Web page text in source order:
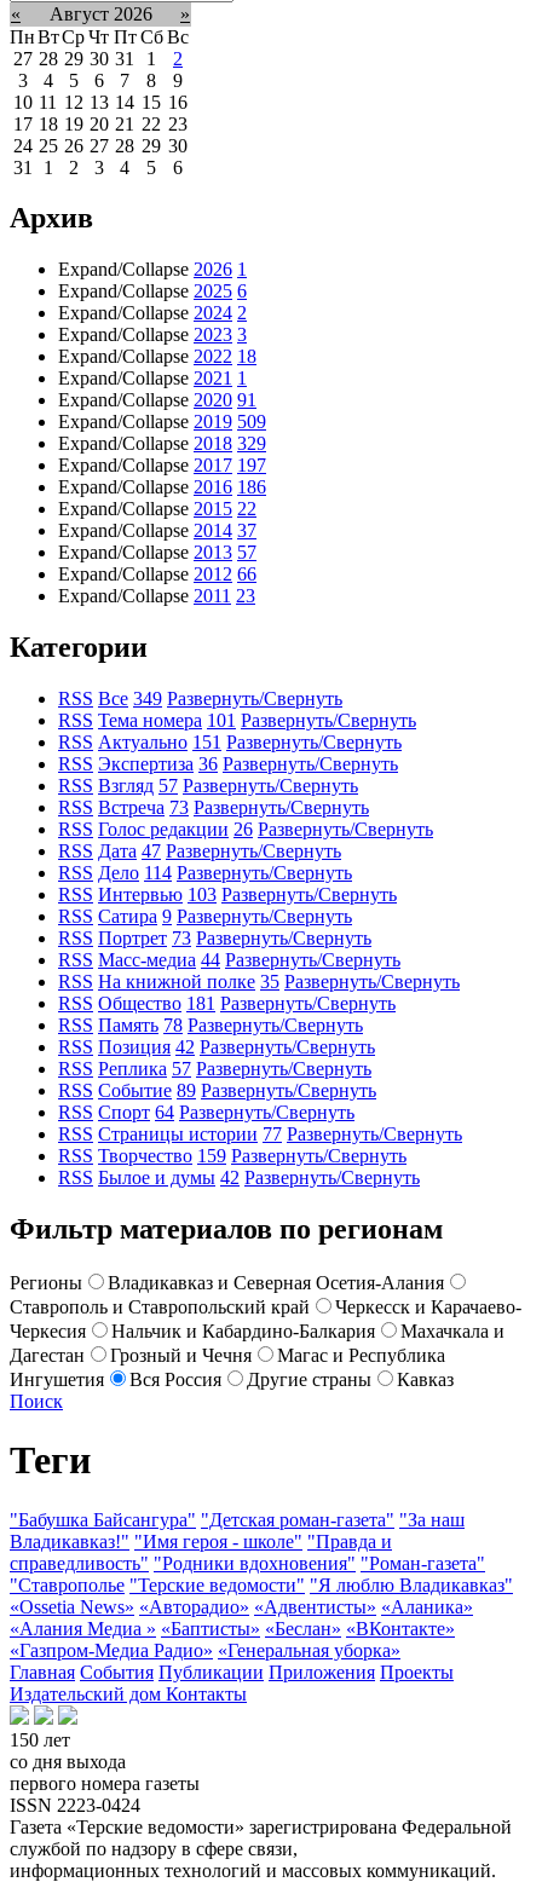
«
Август 2026
»
ПнВтСрЧт Пт Сб Вс
27 28 29 30 31 1
2
3
4 5 6 7 8
9
10 11 12 13 14 15 16
17 18 19 20 21 22 23
24 25 26 27 28 29 30
31
1 2 3 4 5 6
Архив
Expand/Collapse 2026 1
Expand/Collapse 2025 6
Expand/Collapse 2024 2
Expand/Collapse 2023 3
Expand/Collapse 2022 18
Expand/Collapse 2021 1
Expand/Collapse 2020 91
Expand/Collapse 2019 509
Expand/Collapse 2018 329
Expand/Collapse 2017 197
Expand/Collapse 2016 186
Expand/Collapse 2015 22
Expand/Collapse 2014 37
Expand/Collapse 2013 57
Expand/Collapse 2012 66
Expand/Collapse 2011 23
Категории
RSS Все 349 Развернуть/Свернуть
RSS Тема номера 101 Развернуть/Свернуть
RSS Актуально 151 Развернуть/Свернуть
RSS Экспертиза 36 Развернуть/Свернуть
RSS Взгляд 57 Развернуть/Свернуть
RSS Встреча 73 Развернуть/Свернуть
RSS Голос редакции 26 Развернуть/Свернуть
RSS Дата 47 Развернуть/Свернуть
RSS Дело 114 Развернуть/Свернуть
RSS Интервью 103 Развернуть/Свернуть
RSS Сатира 9 Развернуть/Свернуть
RSS Портрет 73 Развернуть/Свернуть
RSS Масс-медиа 44 Развернуть/Свернуть
RSS На книжной полке 35 Развернуть/Свернуть
RSS Общество 181 Развернуть/Свернуть
RSS Память 78 Развернуть/Свернуть
RSS Позиция 42 Развернуть/Свернуть
RSS Реплика 57 Развернуть/Свернуть
RSS Событие 89 Развернуть/Свернуть
RSS Спорт 64 Развернуть/Свернуть
RSS Страницы истории 77 Развернуть/Свернуть
RSS Творчество 159 Развернуть/Свернуть
RSS Былое и думы 42 Развернуть/Свернуть
Фильтр материалов по регионам
Регионы
Владикавказ и Северная Осетия-Алания
Ставрополь и Ставропольский край
Черкесск и Карачаево-
Черкесия
Нальчик и Кабардино-Балкария
Махачкала и
Дагестан
Грозный и Чечня
Магас и Республика
Ингушетия
Вся Россия Другие страны
Кавказ
Поиск
Теги
"Бабушка Байсангура" "Детская роман-газета" "За наш
Владикавказ!" "Имя героя - школе" "Правда и
справедливость" "Родники вдохновения" "Роман-газета"
"Ставрополье "Терские ведомости" "Я люблю Владикавказ"
«Ossetia News» «Авторадио» «Адвентисты» «Аланика»
«Алания Медиа » «Баптисты» «Беслан» «ВКонтакте»
«Газпром-Медиа Радио» «Генеральная уборка»
Главная События Публикации Приложения Проекты
Издательский дом Контакты
150 лет
со дня выхода
первого номера газеты
ISSN 2223-0424
Газета «Терские ведомости» зарегистрирована Федеральной
службой по надзору в сфере связи,
информационных технологий и массовых коммуникаций.